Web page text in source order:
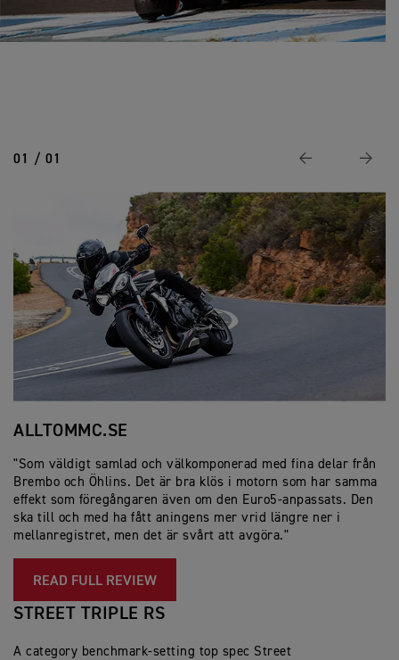
01 / 01 Previous Next
ALLTOMMC.SE
"Som väldigt samlad och välkomponerad med fina delar från
Brembo och Öhlins. Det är bra klös i motorn som har samma
effekt som föregångaren även om den Euro5-anpassats. Den
ska till och med ha fått aningens mer vrid längre ner i
mellanregistret, men det är svårt att avgöra."
READ FULL REVIEW
STREET TRIPLE RS
A category benchmark-setting top spec Street